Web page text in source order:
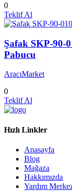
0
Teklif Al
Şafak SKP-90-
Pabucu
AracıMarket
0
Teklif Al
Hızlı Linkler
Anasayfa
Blog
Mağaza
Hakkımızda
Yardım